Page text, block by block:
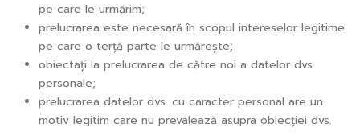
pe care le urmărim;
prelucrarea este necesară în scopul intereselor legitime
pe care o terță parte le urmărește;
obiectați la prelucrarea de către noi a datelor dvs.
personale;
prelucrarea datelor dvs. cu caracter personal are un
motiv legitim care nu prevalează asupra obiecției dvs.